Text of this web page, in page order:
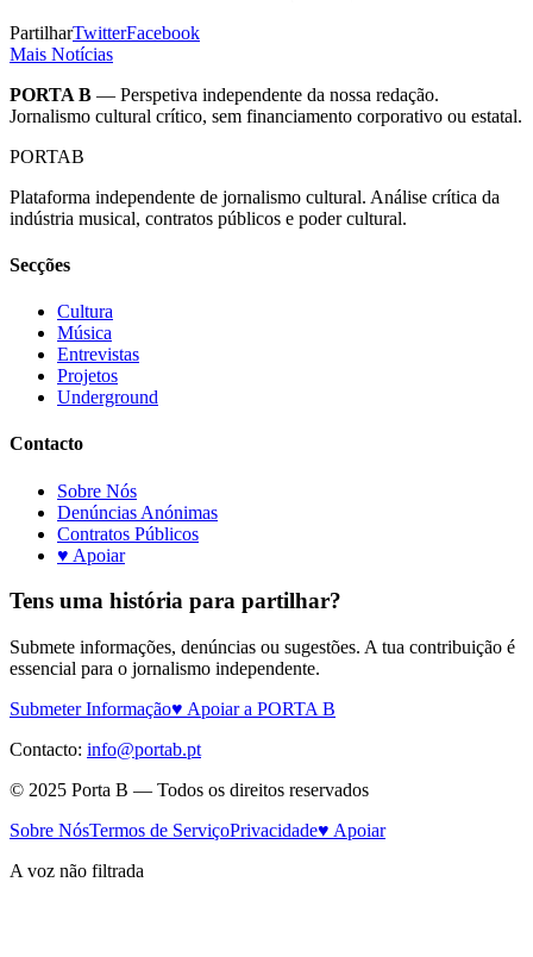
PartilharTwitterFacebook
Mais Notícias
PORTA B — Perspetiva independente da nossa redação.
Jornalismo cultural crítico, sem financiamento corporativo ou estatal.
PORTAB
Plataforma independente de jornalismo cultural. Análise crítica da
indústria musical, contratos públicos e poder cultural.
Secções
Cultura
Música
Entrevistas
Projetos
Underground
Contacto
Sobre Nós
Denúncias Anónimas
Contratos Públicos
♥ Apoiar
Tens uma história para partilhar?
Submete informações, denúncias ou sugestões. A tua contribuição é
essencial para o jornalismo independente.
Submeter Informação♥ Apoiar a PORTA B
Contacto: info@portab.pt
© 2025 Porta B — Todos os direitos reservados
Sobre NósTermos de ServiçoPrivacidade♥ Apoiar
A voz não filtrada